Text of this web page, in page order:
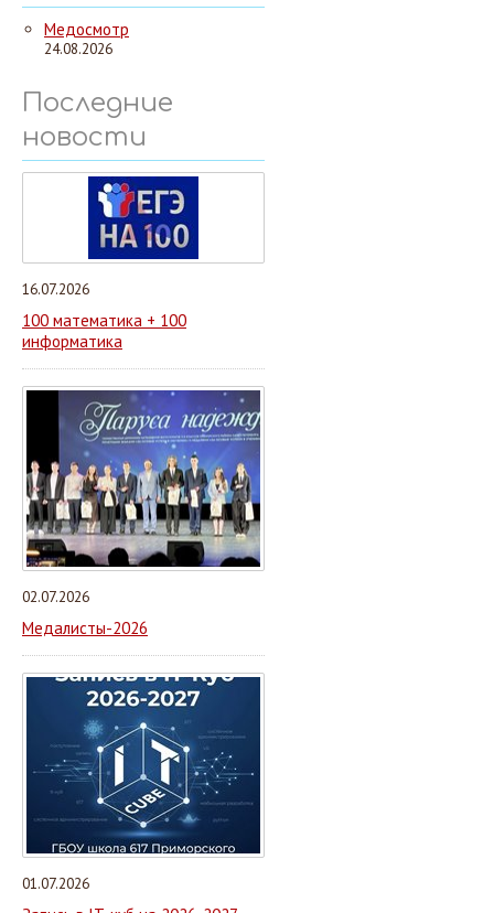
Медосмотр
24.08.2026
Последние
новости
16.07.2026
100 математика + 100
информатика
02.07.2026
Медалисты-2026
01.07.2026